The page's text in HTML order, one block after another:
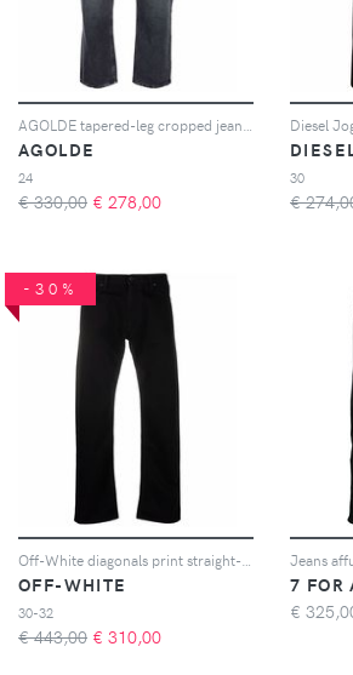
AGOLDE
24
€ 330,00 € 278,00
Diesel
30
€
-30%
OFF-WHITE
30-32
€ 443,00 € 310,00
Jeans
7 FOR
€